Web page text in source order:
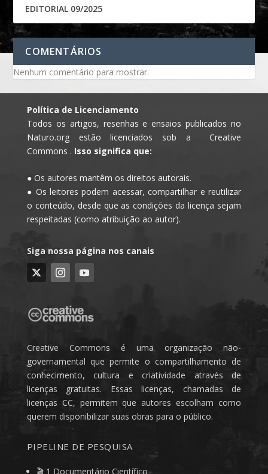
EDITORIAL 09/2025
COMENTÁRIOS
Nenhum comentário para mostrar.
Política de Licenciamento
Todos os artigos, resenhas e ensaios publicados no
Naturo.org estão licenciados sob a Creative
Commons . Isso significa que:
● Os autores mantêm os direitos autorais.
● Os leitores podem acessar, compartilhar e reutilizar
o conteúdo, desde que as condições da licença sejam
respeitadas (como atribuição ao autor).
Siga nossa página nos canais
Creative Commons é uma organização não-
governamental que permite o compartilhamento de
conhecimento, cultura e criatividade através de
licenças gratuitas. Essas licenças, chamadas de
licenças CC, permitem que autores escolham como
querem disponibilizar suas obras para o público.
PIPELINE DE PESQUISA
🎬 1 Documentário Científico